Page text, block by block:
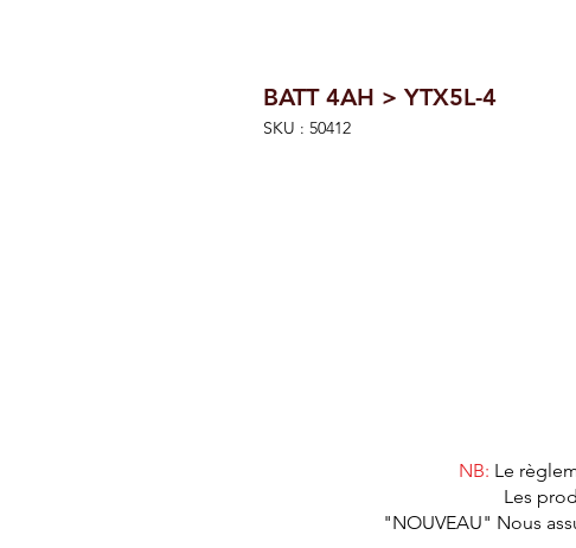
BATT 4AH > YTX5L-4
SKU : 50412
NB: Le
Les
"NOUVEAU" Nous